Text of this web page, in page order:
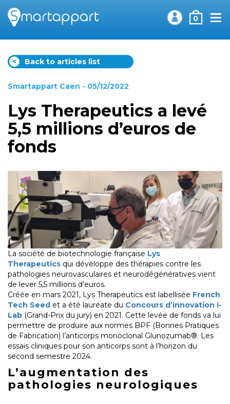
0
< Back to articles list
Smartappart Caen - 05/12/2022
Lys Therapeutics a levé
5,5 millions d’euros de
fonds
La société de biotechnologie française Lys
Therapeutics qui développe des thérapies contre les
pathologies neurovasculaires et neurodégénératives vient
de lever 5,5 millions d’euros.
Créée en mars 2021, Lys Therapeutics est labellisée French
Tech Seed et a été lauréate du Concours d’innovation i-
Lab (Grand-Prix du jury) en 2021. Cette levée de fonds va lui
permettre de produire aux normes BPF (Bonnes Pratiques
de Fabrication) l’anticorps monoclonal Glunozumab®. Les
essais cliniques pour son anticorps sont à l’horizon du
second semestre 2024.
L’augmentation des
pathologies neurologiques